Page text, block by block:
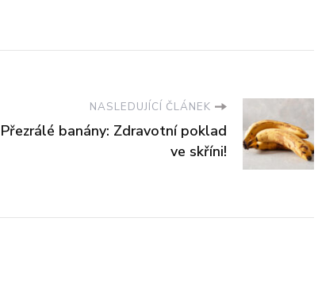
NASLEDUJÍCÍ ČLÁNEK
Přezrálé banány: Zdravotní poklad
ve skříni!